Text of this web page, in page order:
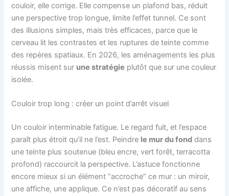
couloir, elle corrige. Elle compense un plafond bas, réduit
une perspective trop longue, limite l’effet tunnel. Ce sont
des illusions simples, mais très efficaces, parce que le
cerveau lit les contrastes et les ruptures de teinte comme
des repères spatiaux. En 2026, les aménagements les plus
réussis misent sur une stratégie plutôt que sur une couleur
isolée.
Couloir trop long : créer un point d’arrêt visuel
Un couloir interminable fatigue. Le regard fuit, et l’espace
paraît plus étroit qu’il ne l’est. Peindre le mur du fond dans
une teinte plus soutenue (bleu encre, vert forêt, terracotta
profond) raccourcit la perspective. L’astuce fonctionne
encore mieux si un élément “accroche” ce mur : un miroir,
une affiche, une applique. Ce n’est pas décoratif au sens